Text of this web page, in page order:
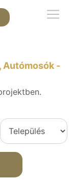
Autómosók -